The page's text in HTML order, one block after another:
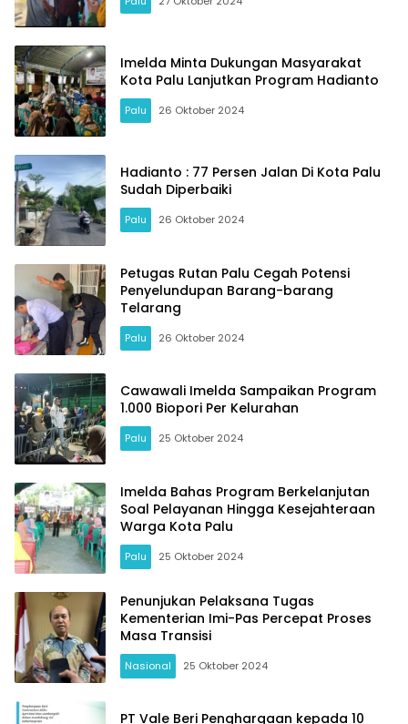
Naratoria
Imelda Minta Dukungan Masyarakat
Kota Palu Lanjutkan Program Hadianto
Palu 26 Oktober 2024
Hadianto : 77 Persen Jalan Di Kota Palu
Sudah Diperbaiki
Palu 26 Oktober 2024
Petugas Rutan Palu Cegah Potensi
Penyelundupan Barang-barang
Telarang
Palu 26 Oktober 2024
Cawawali Imelda Sampaikan Program
1.000 Biopori Per Kelurahan
Palu 25 Oktober 2024
Imelda Bahas Program Berkelanjutan
Soal Pelayanan Hingga Kesejahteraan
Warga Kota Palu
Palu 25 Oktober 2024
Penunjukan Pelaksana Tugas
Kementerian Imi-Pas Percepat Proses
Masa Transisi
Nasional 25 Oktober 2024
PT Vale Beri Penghargaan kepada 10